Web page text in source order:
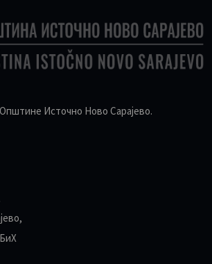
Источно Ново Сарајево.